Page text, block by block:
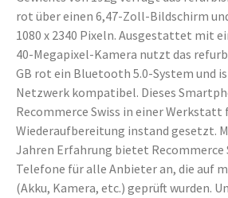
rot über einen 6,47-Zoll-Bildschirm
1080 x 2340 Pixeln. Ausgestattet mit
40-Megapixel-Kamera nutzt das
GB rot ein Bluetooth 5.0-System und
Netzwerk kompatibel. Dieses
Recommerce Swiss in einer
Wiederaufbereitung instand gesetzt.
Jahren Erfahrung bietet Recommerce
Telefone für alle Anbieter an, die auf
(Akku, Kamera, etc.) geprüft wurden.